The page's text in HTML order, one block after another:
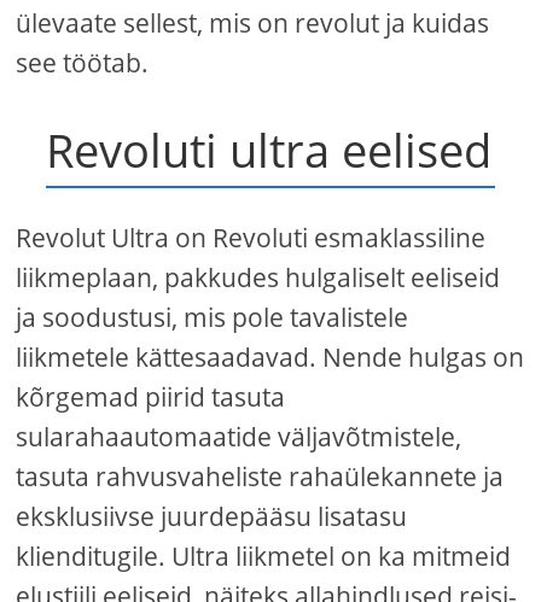
ülevaate sellest, mis on revolut ja kuidas
see töötab.
Revoluti ultra eelised
Revolut Ultra on Revoluti esmaklassiline
liikmeplaan, pakkudes hulgaliselt eeliseid
ja soodustusi, mis pole tavalistele
liikmetele kättesaadavad. Nende hulgas on
kõrgemad piirid tasuta
sularahaautomaatide väljavõtmistele,
tasuta rahvusvaheliste rahaülekannete ja
eksklusiivse juurdepääsu lisatasu
klienditugile. Ultra liikmetel on ka mitmeid